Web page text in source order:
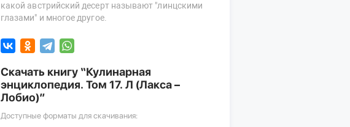
какой австрийский десерт называют "линцскими
глазами" и многое другое.
Скачать книгу “Кулинарная
энциклопедия. Том 17. Л (Лакса –
Лобио)”
Доступные форматы для скачивания: